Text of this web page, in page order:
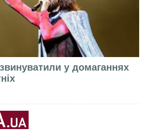
у домаганнях